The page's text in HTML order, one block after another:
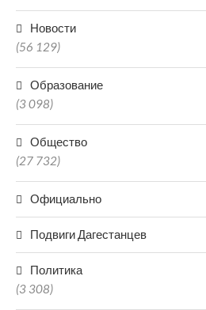
Новости
(56 129)
Образование
(3 098)
Общество
(27 732)
Официально
Подвиги Дагестанцев
Политика
(3 308)